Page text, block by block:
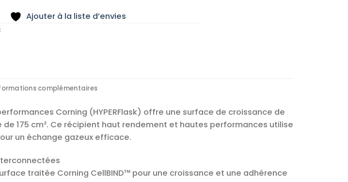
Ajouter à la liste d’envies
complémentaires
Corning (HYPERFlask) offre une surface de croissance de
175 cm². Ce récipient haut rendement et hautes performances utilise
un échange gazeux efficace.
traitée Corning CellBIND™ pour une croissance et une adhérence